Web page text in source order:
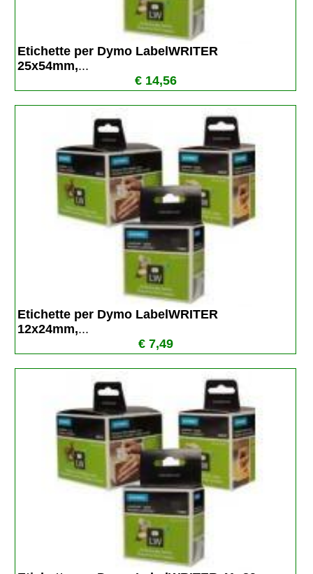
Etichette per Dymo LabelWRITER
25x54mm,...
€ 14,56
Etichette per Dymo LabelWRITER
12x24mm,...
€ 7,49